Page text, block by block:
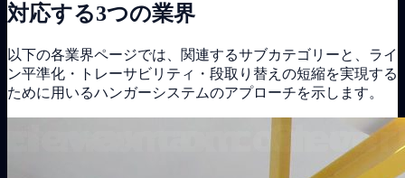
対応する3つの業界
以下の各業界ページでは、関連するサブカテゴリーと、ライ
ン平準化・トレーサビリティ・段取り替えの短縮を実現する
ために用いるハンガーシステムのアプローチを示します。